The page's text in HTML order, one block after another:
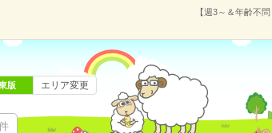
【週3～＆年齢不
版 エリア変更